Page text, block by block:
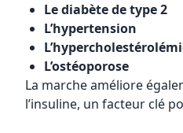
Le diabète de type 2
L’hypertension
L’ostéoporose
La marche améliore
l’insuline, un facteur clé